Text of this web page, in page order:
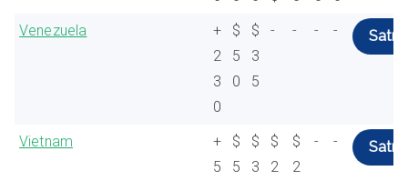
Venezuela
+
2
3
0
$
5
0
$
3
5
- - - - Satın
Vietnam
+
5
$
5
$
3
$
2
$
2
- - Satın